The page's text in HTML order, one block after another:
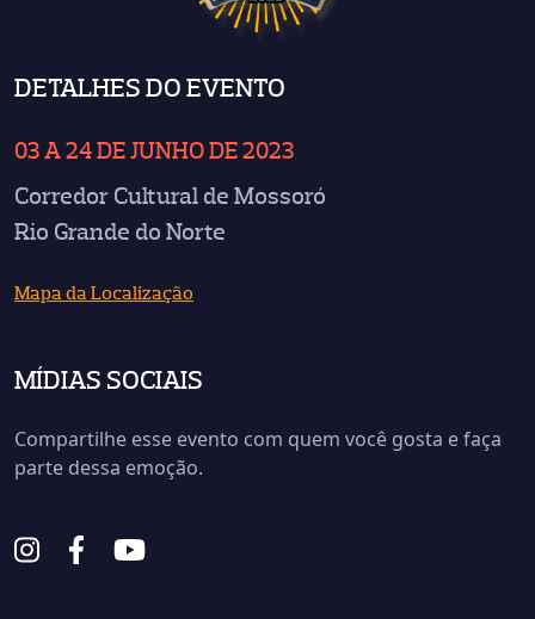
DETALHES DO EVENTO
03 A 24 DE JUNHO DE 2023
Corredor Cultural de Mossoró
Rio Grande do Norte
Mapa da Localização
MÍDIAS SOCIAIS
Compartilhe esse evento com quem você gosta e faça
parte dessa emoção.